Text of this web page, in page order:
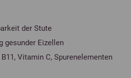
der Stute
gesunder Eizellen
Vitamin C, Spurenelementen